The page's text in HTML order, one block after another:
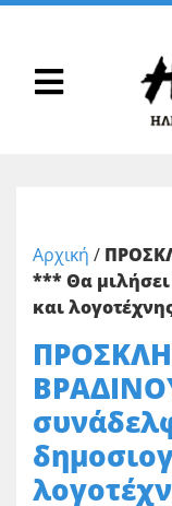
Αρχική /
*** Θα
και